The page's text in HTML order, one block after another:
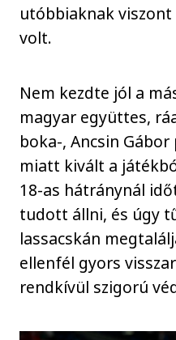
utóbbiaknak
volt.
Nem kezdte jól a
magyar együttes,
boka-, Ancsin
miatt kivált a
18-as hátránynál
tudott állni, és úgy
lassacskán
ellenfél gyors
rendkívül szigorú